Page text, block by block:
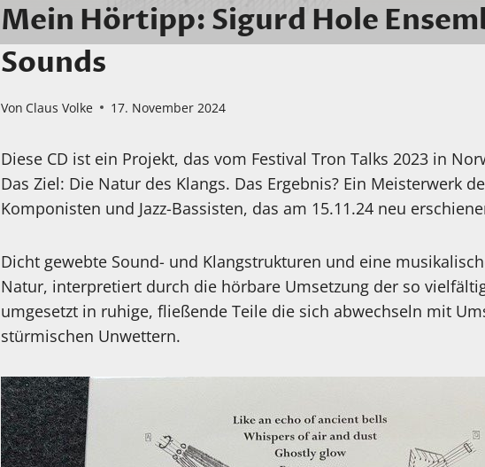
Mein Hörtipp: Sigurd Hole
Sounds
Von Claus Volke 17. November 2024
Diese CD ist ein Projekt, das vom Festival Tron Talks 2023 in
Das Ziel: Die Natur des Klangs. Das Ergebnis? Ein Meisterwerk
Komponisten und Jazz-Bassisten, das am 15.11.24 neu
Dicht gewebte Sound- und Klangstrukturen und eine
Natur, interpretiert durch die hörbare Umsetzung der so
umgesetzt in ruhige, fließende Teile die sich abwechseln mit
stürmischen Unwettern.